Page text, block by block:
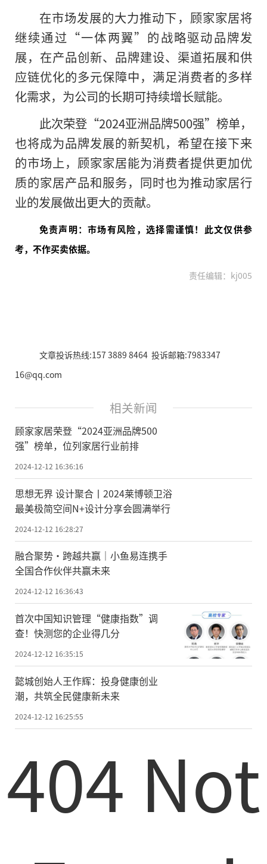
在市场发展的大力推动下， 顾家家居将
继续通过“一体两翼”的战略驱动品牌发
展，在产品创新、品牌建设、渠道拓展和供
应链优化的多元保障中，满足消费者的多样
化需求，为公司的长期可持续增长赋能。
此次荣登“2024亚洲品牌500强”榜单，
也将成为品牌发展的新契机，希望在接下来
的市场上，顾家家居能为消费者提供更加优
质的家居产品和服务，同时也为推动家居行
业的发展做出更大的贡献。
免责声明：市场有风险，选择需谨慎！此文仅供参
考，不作买卖依据。
责任编辑：kj005
文章投诉热线:157 3889 8464 投诉邮箱:7983347
16@qq.com
相关新闻
顾家家居荣登“2024亚洲品牌500
强”榜单，位列家居行业前排
2024-12-12 16:36:16
思想无界 设计聚合丨2024莱博顿卫浴
最美极简空间N+设计分享会圆满举行
2024-12-12 16:28:27
融合聚势·跨越共赢｜小鱼易连携手
全国合作伙伴共赢未来
2024-12-12 16:36:43
首次中国知识管理“健康指数”调
查！快测您的企业得几分
2024-12-12 16:35:15
懿城创始人王作辉：投身健康创业
潮，共筑全民健康新未来
2024-12-12 16:25:55
404 Not